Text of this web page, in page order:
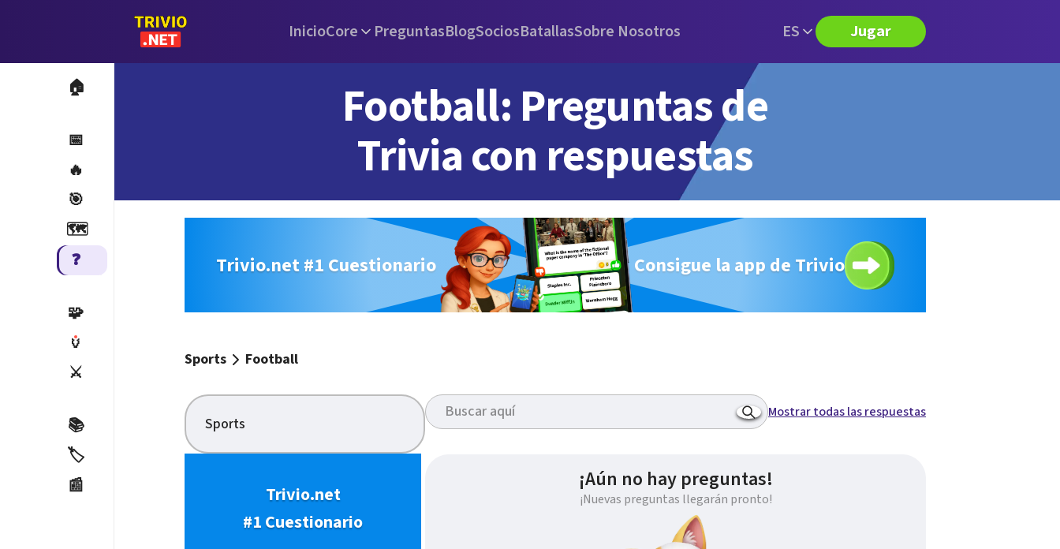
InicioCore PreguntasBlogSociosBatallasSobre Nosotros ES Jugar
🏠
📅
🔥
🎯
🗺️
❓
🧩
🏺
⚔️
📚
🏷️
📰
Football: Preguntas de
Trivia con respuestas
Trivio.net #1 Cuestionario Consigue la app de Trivio
Sports Football
Sports
Trivio.net
#1 Cuestionario
Mostrar todas las respuestas
¡Aún no hay preguntas!
¡Nuevas preguntas llegarán pronto!